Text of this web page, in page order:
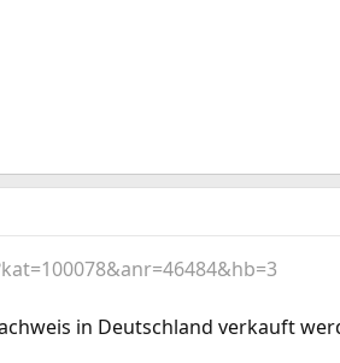
in Deutschland verkauft